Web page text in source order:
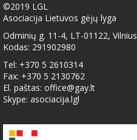
©2019 LGL
Asociacija Lietuvos gėjų lyga
Odminių g. 11-4, LT-01122, Vilnius
Kodas: 291902980
Tel: +370 5 2610314
Fax: +370 5 2130762
El. paštas: office@gay.lt
Skype: asociacija.lgl